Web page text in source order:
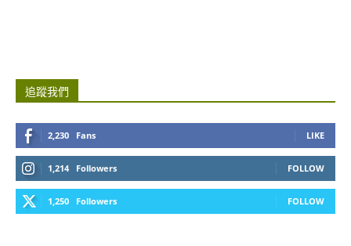
追蹤我們
2,230 Fans LIKE
1,214 Followers FOLLOW
1,250 Followers FOLLOW